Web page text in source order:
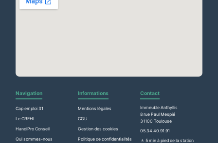
Navigation
Cap emploi 31
Le CREHI
HandiPro Conseil
Qui sommes-nous
Informations
Mentions légales
CGU
Gestion des cookies
Politique de confidentialités
Contact
Immeuble Anthyllis
8 rue Paul Mespié
31100 Toulouse
05.34.40.91.91
🚶 5 min à pied de la station
↔
📐